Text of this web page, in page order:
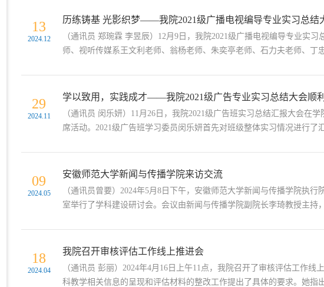
13
2024.12
历练铸基 光影织梦——我院2021级广播电视编导专业实习总结
（通讯员 郑琬霖 李昱辰）12月9日，我院2021级广播电视编导专业实
师、视听传媒系王文利老师、翁杨老师、朱奕亭老师、石力夫老师、丁
29
2024.11
学以致用，实践成才——我院2021级广告专业实习总结大会顺
（通讯员 闵乐妍）11月26日，我院2021级广告班实习总结汇报大会在
席活动。2021级广告班学习委员闵乐妍首先对班级整体实习情况进行了
09
2024.05
安徽师范大学新闻与传播学院来访交流
（通讯员曾要）2024年5月8日下午，安徽师范大学新闻与传播学院执
室举行了学科建设研讨会。会议由新闻与传播学院副院长李琦教授主持
18
2024.04
我院召开审核评估工作线上推进会
（通讯员 彭丽）2024年4月16日上午11点，我院召开了审核评估工作
科教学相关信息的呈现和评估材料的整改工作提出了具体的要求。她指